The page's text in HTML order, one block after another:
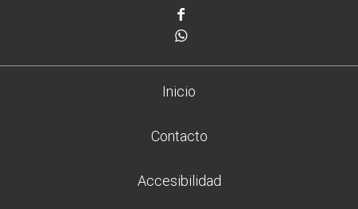
Inicio
Contacto
Accesibilidad